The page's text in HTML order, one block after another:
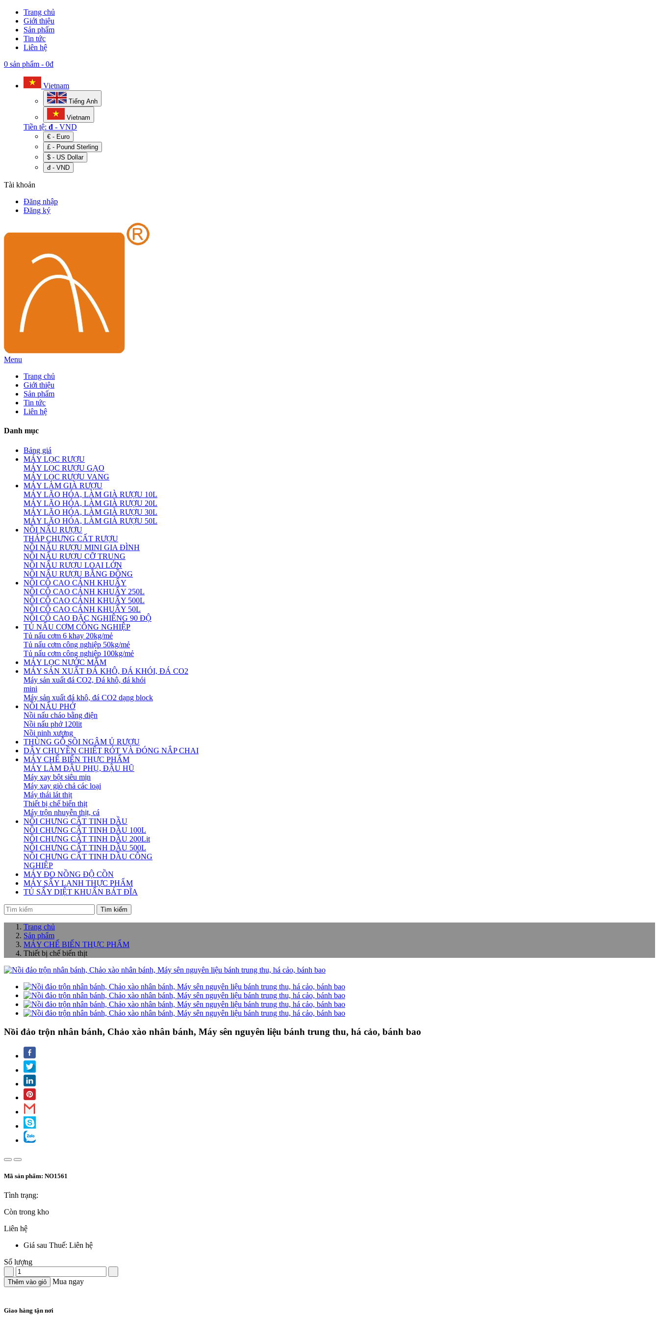
Trang chủ
Giới thiệu
Sản phẩm
Tin tức
Liên hệ
0 sản phẩm - 0đ
Vietnam
Tiếng Anh
Vietnam
Tiền tệ: đ - VND
€ - Euro
£ - Pound Sterling
$ - US Dollar
đ - VND
Tài khoản
Đăng nhập
Đăng ký
Menu
Trang chủ
Giới thiệu
Sản phẩm
Tin tức
Liên hệ
Danh mục
Bảng giá
MÁY LỌC RƯỢU
MÁY LỌC RƯỢU GẠO
MÁY LỌC RƯỢU VANG
MÁY LÀM GIÀ RƯỢU
MÁY LÃO HÓA, LÀM GIÀ RƯỢU 10L
MÁY LÃO HÓA, LÀM GIÀ RƯỢU 20L
MÁY LÃO HÓA, LÀM GIÀ RƯỢU 30L
MÁY LÃO HÓA, LÀM GIÀ RƯỢU 50L
NỒI NẤU RƯỢU
THÁP CHƯNG CẤT RƯỢU
NỒI NẤU RƯỢU MINI GIA ĐÌNH
NỒI NẤU RƯỢU CỠ TRUNG
NỒI NẤU RƯỢU LOẠI LỚN
NỒI NẤU RƯỢU BẰNG ĐỒNG
NỒI CÔ CAO CÁNH KHUẤY
NỒI CÔ CAO CÁNH KHUẤY 250L
NỒI CÔ CAO CÁNH KHUẤY 500L
NỒI CÔ CAO CÁNH KHUẤY 50L
NỒI CÔ CAO ĐẶC NGHIÊNG 90 ĐỘ
TỦ NẤU CƠM CÔNG NGHIỆP
Tủ nấu cơm 6 khay 20kg/mẻ
Tủ nấu cơm công nghiệp 50kg/mẻ
Tủ nấu cơm công nghiệp 100kg/mẻ
MÁY LỌC NƯỚC MẮM
MÁY SẢN XUẤT ĐÁ KHÔ, ĐÁ KHÓI, ĐÁ CO2
Máy sản xuất đá CO2, Đá khô, đá khói
mini
Máy sản xuất đá khô, đá CO2 dạng block
NỒI NẤU PHỞ
Nồi nấu cháo bằng điện
Nồi nấu phở 120lit
Nồi ninh xương
THÙNG GỖ SỒI NGÂM Ủ RƯỢU
DÂY CHUYỀN CHIẾT RÓT VÀ ĐÓNG NẮP CHAI
MÁY CHẾ BIẾN THỰC PHẨM
MÁY LÀM ĐẬU PHỤ, ĐẬU HŨ
Máy xay bột siêu mịn
Máy xay giò chả các loại
Máy thái lát thịt
Thiết bị chế biến thịt
Máy trộn nhuyễn thịt, cá
NỒI CHƯNG CẤT TINH DẦU
NỒI CHƯNG CẤT TINH DẦU 100L
NỒI CHƯNG CẤT TINH DẦU 200Lit
NỒI CHƯNG CẤT TINH DẦU 500L
NỒI CHƯNG CẤT TINH DẦU CÔNG
NGHIỆP
MÁY ĐO NỒNG ĐỘ CỒN
MÁY SẤY LẠNH THỰC PHẨM
TỦ SẤY DIỆT KHUẨN BÁT ĐĨA
Tìm kiếm
Trang chủ
Sản phẩm
MÁY CHẾ BIẾN THỰC PHẨM
Thiết bị chế biến thịt
Nồi đảo trộn nhân bánh, Chảo xào nhân bánh, Máy sên nguyên liệu bánh trung thu, há cảo, bánh bao
Mã sản phẩm: NO1561
Tình trạng:
Còn trong kho
Liên hệ
Giá sau Thuế: Liên hệ
Số lượng
Thêm vào giỏ Mua ngay
Giao hàng tận nơi